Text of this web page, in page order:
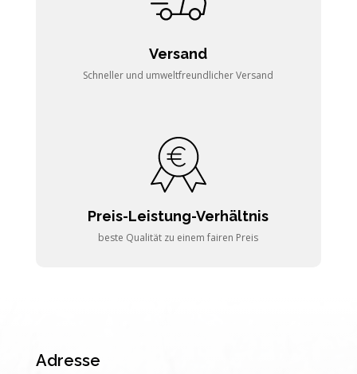
Versand
Schneller und umweltfreundlicher Versand
Preis-Leistung-Verhältnis
beste Qualität zu einem fairen Preis
Adresse